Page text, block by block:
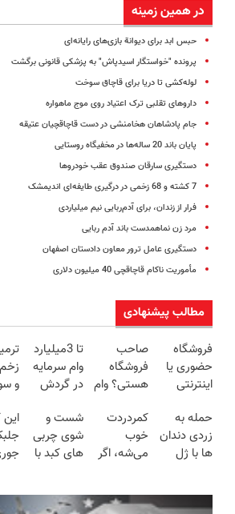
در همین زمینه
حبس‌ ابد برای دیوانة بازی‌های رایانه‌ای
پرونده "خواستگار اسیدپاش" به پزشکی قانونی برگشت
لوله‌‌کشی تا دریا برای قاچاق سوخت
داروهای تقلبی ترک اعتیاد روی موج ماهواره
جام پادشاهان هخامنشی در دست قاچاقچیان عتیقه
پایان باند 20 ساله‌ها در مخفیگاه روستایی
دستگیری سارقان صندوق عقب خودروها
7 کشته و 68 زخمی در درگیری طایفه‌ای اندیمشک
فرار از زندان، برای آدم‌ربایی نیم میلیاردی
مرد زن نماهمدست باند آدم ربایی
دستگیری عامل ترور معاون دادستان اصفهان
مأموریت ناکام قاچاقچی 40 میلیون دلاری
مطالب پیشنهادی
فروشگاه
حضوری یا
اینترنتی
محصول و
خدماتت رو
بفروش
صاحب
فروشگاه
هستی؟ وام
تومان بگیر
تا 3میلیارد
وام سرمایه
در گردش
و
حمله به
زردی دندان
ها با ژل
خرید40%تخفیف
کمردردت
خوب
می‌شه، اگر
رو پر کنی!!
شست و
شوی چربی
های کبد با
که